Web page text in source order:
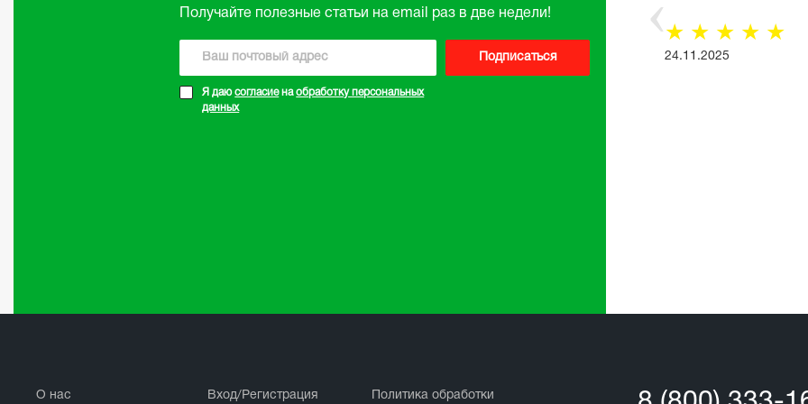
Получайте полезные статьи на email раз в две недели!
Подписаться
Я даюсогласиенаобработку персональных
данных
☆
☆
☆
☆
02.09.2024
☆
☆
☆
☆
☆
24.11.2025
О нас Вход/Регистрация Политика обработки